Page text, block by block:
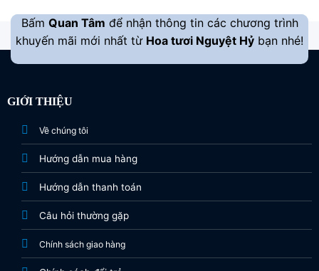
Bấm Quan Tâm để nhận thông tin các chương trình
khuyến mãi mới nhất từ Hoa tươi Nguyệt Hỷ bạn nhé!
GIỚI THIỆU
Về chúng tôi
Hướng dẫn mua hàng
Hướng dẫn thanh toán
Câu hỏi thường gặp
Chính sách giao hàng